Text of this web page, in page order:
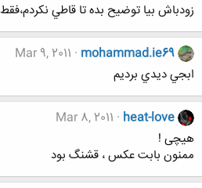
زودباش بيا توضيح بده تا قاطي نكردم،فقط بگو
mohammad.ie69
Mar 9, 2011
ابجي ديدي برديم
heat-love
Mar 8, 2011
هیچی !
ممنون بابت عکس ، قشنگ بود